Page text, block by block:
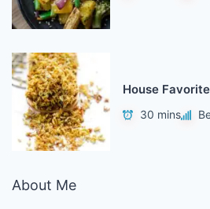
House
30 mins
About Me